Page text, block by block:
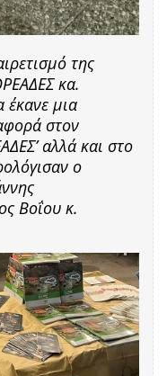
της
κα.
έκανε μια
στον
αλλά και στο
ο
Βοΐου κ.